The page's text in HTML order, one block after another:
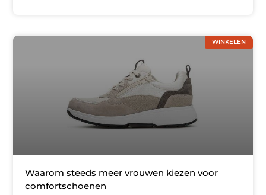
WINKELEN
Waarom steeds meer vrouwen kiezen voor
comfortschoenen